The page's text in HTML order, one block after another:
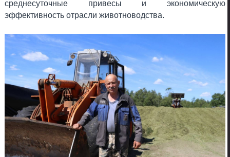
среднесуточные привесы и экономическую
эффективность отрасли животноводства.